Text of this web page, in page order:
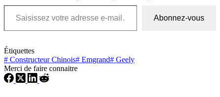
Saisissez votre adresse e-mail…
Abonnez-vous
Étiquettes
# Constructeur Chinois# Emgrand# Geely
Merci de faire connaitre